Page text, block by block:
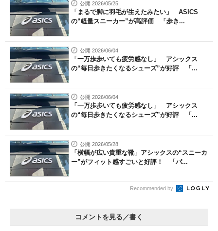
公開 2026/05/25
「まるで脚に羽毛が生えたみたい」 ASICS
の“軽量スニーカー”が高評価 「歩き...
公開 2026/06/04
「一万歩歩いても疲労感なし」 アシックス
の“毎日歩きたくなるシューズ”が好評 「...
公開 2026/06/04
「一万歩歩いても疲労感なし」 アシックス
の“毎日歩きたくなるシューズ”が好評 「...
公開 2026/05/28
「横幅が広い貴重な靴」アシックスの“スニーカ
ー”がフィット感すごいと好評！ 「パ...
Recommended by
コメントを見る／書く